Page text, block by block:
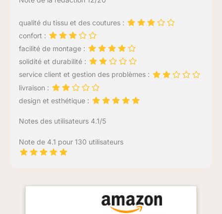
qualité du tissu et des coutures :
confort :
facilité de montage :
solidité et durabilité :
service client et gestion des problèmes :
livraison :
design et esthétique :
Notes des utilisateurs 4.1/5
Note de 4.1 pour 130 utilisateurs